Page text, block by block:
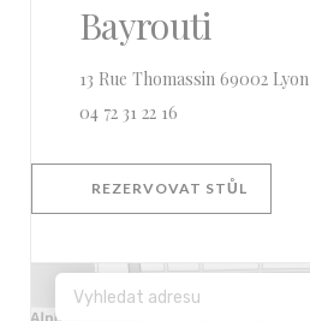
Bayrouti
13 Rue Thomassin 69002 Lyon
04 72 31 22 16
REZERVOVAT STŮL